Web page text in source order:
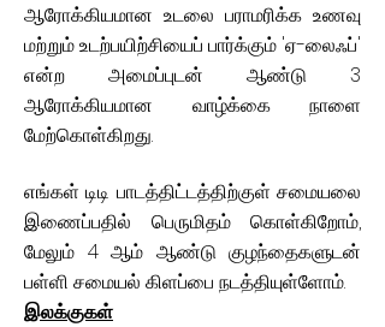
ஆரோக்கியமான உடலை பராமரிக்க உணவு
மற்றும் உடற்பயிற்சியைப் பார்க்கும் 'ஏ-லைஃப்'
என்ற அமைப்புடன் ஆண்டு 3
ஆரோக்கியமான வாழ்க்கை நாளை
மேற்கொள்கிறது.
எங்கள் டிடி பாடத்திட்டத்திற்குள் சமையலை
இணைப்பதில் பெருமிதம் கொள்கிறோம்,
மேலும் 4 ஆம் ஆண்டு குழந்தைகளுடன்
பள்ளி சமையல் கிளப்பை நடத்தியுள்ளோம்.
இலக்குகள்